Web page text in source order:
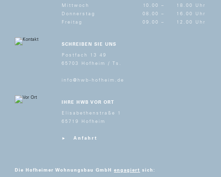
Mittwoch
10.00 –
18.00 Uhr
Donnerstag
08.00 –
16.00 Uhr
Freitag
09.00 – 12.00 Uhr
SCHREIBEN SIE UNS
Postfach 13 49
65703 Hofheim / Ts.
info@hwb-hofheim.de
IHRE HWB VOR ORT
Elisabethenstraße 1
65719 Hofheim
Anfahrt
Die Hofheimer Wohnungsbau GmbH engagiert sich: